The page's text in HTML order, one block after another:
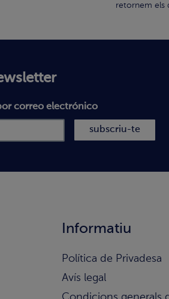
retornem els
Informatiu
Política de Privadesa
Avís legal
correo electrónico
subscriu-te